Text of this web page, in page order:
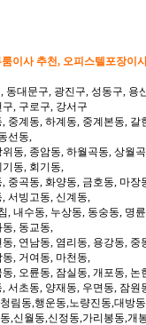
이사 추천, 오피스텔포장이
대문구, 광진구, 성동구,
, 구로구, 강서구
중계동, 하계동, 중계본동,
선동,
동, 종암동, 하월곡동, 상월
동, 회기동,
중곡동, 화양동, 금호동, 마
서빙고동, 신계동,
, 내수동, 누상동, 동숭동, 명
, 동교동,
, 연남동, 염리동, 용강동,
, 거여동, 마천동,
, 오륜동, 잠실동, 개포동,
서초동, 양재동, 우면동, 잠원
림동,행운동,노량진동,대방
,신월동,신정동,가리봉동,개